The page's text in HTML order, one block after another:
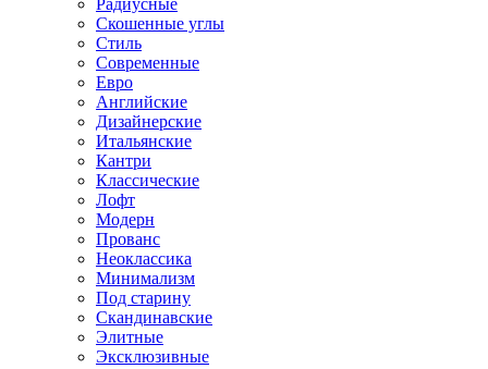
Радиусные
Скошенные углы
Стиль
Современные
Евро
Английские
Дизайнерские
Итальянские
Кантри
Классические
Лофт
Модерн
Прованс
Неоклассика
Минимализм
Под старину
Скандинавские
Элитные
Эксклюзивные